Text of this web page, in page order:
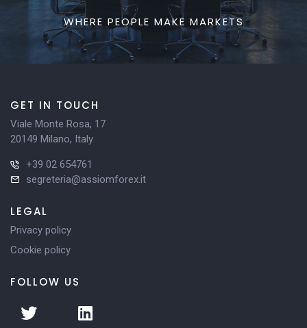
WHERE PEOPLE MAKE MARKETS
GET IN TOUCH
Viale Monte Rosa, 17
20149 Milano, Italy
+39 02 654761
segreteria@assiomforex.it
LEGAL
Privacy policy
Cookie policy
FOLLOW US